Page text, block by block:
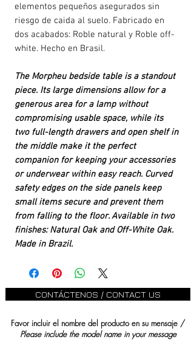
elementos pequeños asegurados sin
riesgo de caida al suelo. Fabricado en
dos acabados: Roble natural y Roble off-
white. Hecho en Brasil.
The Morpheu bedside table is a standout
piece. Its large dimensions allow for a
generous area for a lamp without
compromising usable space, while its
two full-length drawers and open shelf in
the middle make it the perfect
companion for keeping your accessories
or underwear within easy reach. Curved
safety edges on the side panels keep
small items secure and prevent them
from falling to the floor. Available in two
finishes: Natural Oak and Off-White Oak.
Made in Brazil.
CONTÁCTENOS / CONTACT US
Favor incluir el nombre del producto en su mensaje /
Please include the model name in your message